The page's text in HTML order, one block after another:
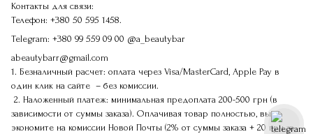
Контакты для связи:
Телефон: +380 50 595 1458.
Telegram: +380 99 559 09 00 @a_beautybar
abeautybarr@gmail.com
1. Безналичный расчет: оплата через Visa/MasterCard, Apple Pay в
один клик на сайте – без комиссии.
2. Наложенный платеж: минимальная предоплата 200-500 грн (в
зависимости от суммы заказа). Оплачивая товар полностью, вы
экономите на комиссии Новой Почты (2% от суммы заказа + 20 грн за